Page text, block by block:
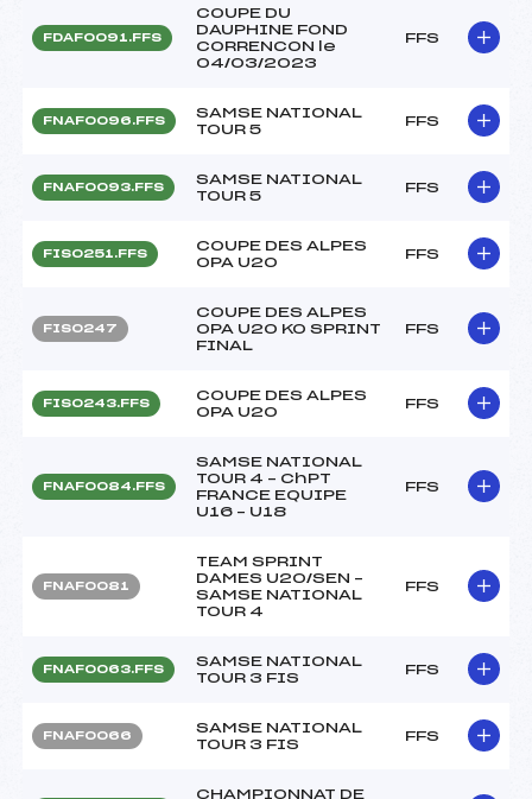
FDAF0091.FFS
COUPE DU
DAUPHINE FOND
CORRENCON le
04/03/2023
FFS
FNAF0096.FFS
SAMSE NATIONAL
TOUR 5
FFS
FNAF0093.FFS
SAMSE NATIONAL
TOUR 5
FFS
FIS0251.FFS
COUPE DES ALPES
OPA U20
FFS
FIS0247
COUPE DES ALPES
OPA U20 KO SPRINT
FINAL
FFS
FIS0243.FFS
COUPE DES ALPES
OPA U20
FFS
FNAF0084.FFS
SAMSE NATIONAL
TOUR 4 – ChPT
FRANCE EQUIPE
U16 – U18
FFS
FNAF0081
TEAM SPRINT
DAMES U20/SEN –
SAMSE NATIONAL
TOUR 4
FFS
FNAF0063.FFS
SAMSE NATIONAL
TOUR 3 FIS
FFS
FNAF0066
SAMSE NATIONAL
TOUR 3 FIS
FFS
CHAMPIONNAT DE